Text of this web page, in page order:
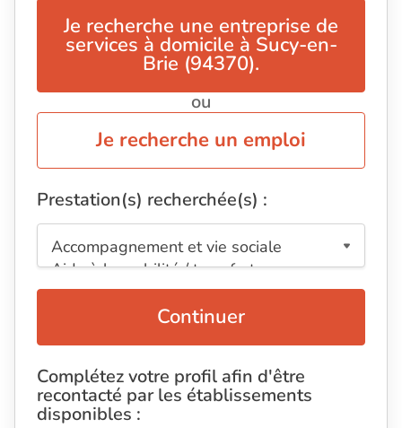
Je recherche une entreprise de
services à domicile à Sucy-en-
Brie (94370).
ou
Je recherche un emploi
Prestation(s) recherchée(s) :
Continuer
Complétez votre profil afin d'être
recontacté par les établissements
disponibles :